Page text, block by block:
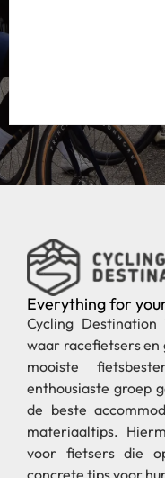
Everything for
Cycling
waar racefietsers en
mooiste
enthousiaste groep
de beste
materiaaltips.
voor fietsers die
concrete tips voor